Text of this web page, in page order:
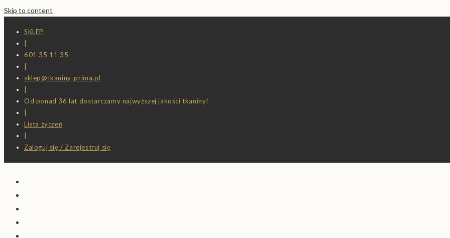
Skip to content
SKLEP
601 35 11 35
sklep@tkaniny-prima.pl
Od ponad 36 lat dostarczamy najwyższej jakości tkaniny!
Lista życzeń
Zaloguj się / Zarejestruj się